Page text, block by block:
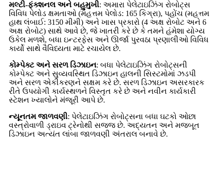
મલ્ટી-ફંક્શનલ અને બહુમુખી: અમારા પેલેટાઇઝિંગ રોબોટ્સ
વિવિધ પેલોડ ક્ષમતાઓ (મહત્તમ પેલોડ: 165 કિગ્રા), પહોંચ (મહત્તમ
હાથ લંબાઈ: 3150 મીમી) અને ખાસ પ્રકારો (4 અક્ષ રોબોટ અને 6
અક્ષ રોબોટ) સાથે આવે છે, જે ખાતરી કરે છે કે તમને હંમેશા યોગ્ય
ઉકેલ મળશે, બધા ઇન્ટરફેસ અને ઊર્જા પુરવઠા પ્રણાલીઓ વિવિધ
કાર્યો સાથે વૈવિધ્યતા માટે રચાયેલ છે.
કોમ્પેક્ટ અને સરળ ડિઝાઇન: બધા પેલેટાઇઝિંગ રોબોટ્સની
કોમ્પેક્ટ અને સુવ્યવસ્થિત ડિઝાઇન હાલની સિસ્ટમોમાં ઝડપી
અને સરળ એકીકરણને સક્ષમ કરે છે. સરળ ડિઝાઇન અસરકારક
રીતે ઉપયોગી કાર્યસ્થળને વિસ્તૃત કરે છે અને નવીન કાર્યકારી
સ્ટેશન ખ્યાલોને મંજૂરી આપે છે.
ન્યૂનતમ જાળવણી: પેલેટાઇઝિંગ રોબોટ્સના બધા ઘટકો ઓછા
વસ્ત્રોવાળી ડ્રાઇવ ટ્રેનોથી સજ્જ છે. અદ્યતન અને મજબૂત
ડિઝાઇન અત્યંત લાંબા જાળવણી અંતરાલ બનાવે છે.